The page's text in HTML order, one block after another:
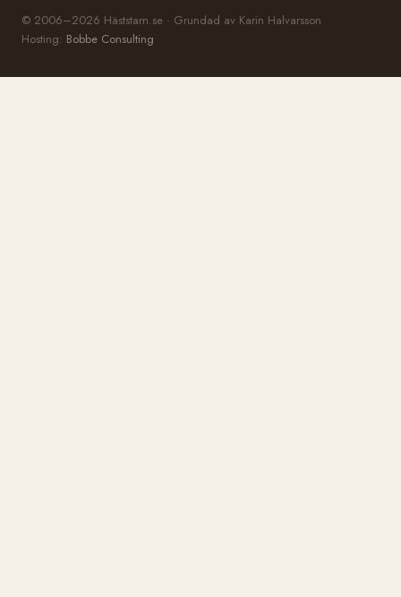
© 2006–2026 Häststam.se · Grundad av Karin Halvarsson
Hosting: Bobbe Consulting